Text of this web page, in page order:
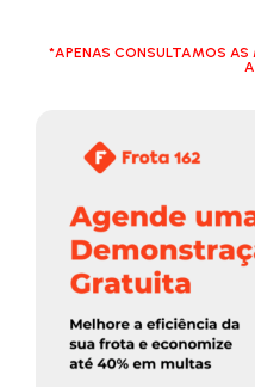
*APENAS CONSULTAMOS AS